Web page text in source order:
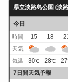
県立淡路島公園 (淡
今日
時間
15 18 21
天気
気温 30℃ 28℃ 27
7日間天気予報